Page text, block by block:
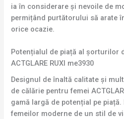
ia în considerare și nevoile de
permițând purtătorului să arate
orice ocazie.
Potențialul de piață al șorturilor
ACTGLARE RUXI me3930
Designul de înaltă calitate și
de călărie pentru femei
gamă largă de potențial pe
femeilor moderne de un stil de